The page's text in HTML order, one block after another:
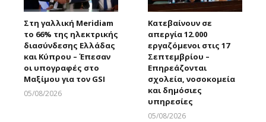
Στη γαλλική Meridiam
το 66% της ηλεκτρικής
διασύνδεσης Ελλάδας
και Κύπρου – Έπεσαν
οι υπογραφές στο
Μαξίμου για τον GSI
05/08/2026
Κατεβαίνουν σε
απεργία 12.000
εργαζόμενοι στις 17
Σεπτεμβρίου –
Επηρεάζονται
σχολεία, νοσοκομεία
και δημόσιες
υπηρεσίες
05/08/2026